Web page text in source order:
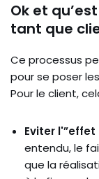
Ok et
tant que
Ce processus
pour se poser
Pour le client,
Eviter
entendu, le
que la